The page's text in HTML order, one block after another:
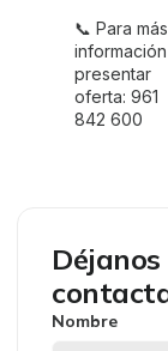
Nombre
📞 Para más
presentar
oferta: 961
842 600